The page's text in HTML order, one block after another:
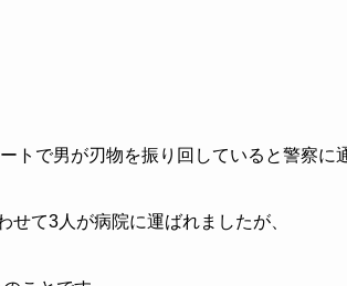
トで男が刃物を振り回していると警察に
て3人が病院に運ばれましたが、